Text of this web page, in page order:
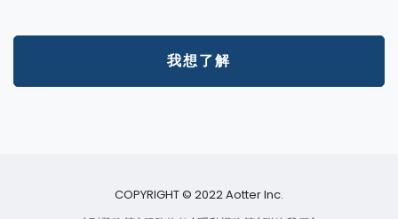
我想了解
COPYRIGHT © 2022 Aotter Inc.